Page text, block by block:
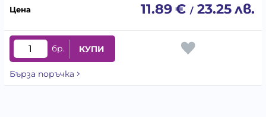
11.89€ / 23.25лв.
бр. КУПИ
Бърза поръчка